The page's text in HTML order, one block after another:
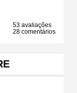
53 avaliações
28 comentários